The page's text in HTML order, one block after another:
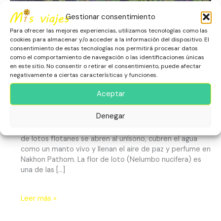
Gestionar consentimiento
Para ofrecer las mejores experiencias, utilizamos tecnologías como las
cookies para almacenar y/o acceder a la información del dispositivo. El
consentimiento de estas tecnologías nos permitirá procesar datos
como el comportamiento de navegación o las identificaciones únicas
en este sitio. No consentir o retirar el consentimiento, puede afectar
negativamente a ciertas características y funciones.
Aceptar
Denegar
El Mercado de Lotos Flotantes:
Belleza sobre el Agua
Nakhon Pathom
¿Puede un Mercado de Lotos Flotantes no Vender Nada
de lotos flotanes se abren al unísono, cubren el agua
como un manto vivo y llenan el aire de paz y perfume en
Nakhon Pathom. La flor de loto (Nelumbo nucifera) es
una de las […]
el
Agua
Leer más »